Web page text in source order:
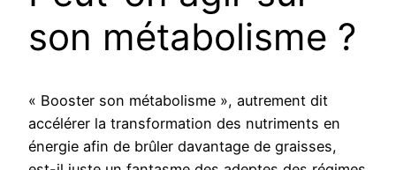
son métabolisme ?
« Booster son métabolisme », autrement dit
accélérer la transformation des nutriments en
énergie afin de brûler davantage de graisses,